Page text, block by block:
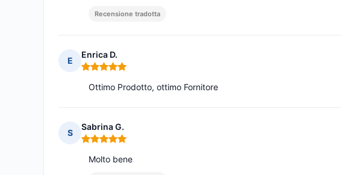
Recensione tradotta
E
Enrica D.
Nota: 5 su 5
Ottimo Prodotto, ottimo Fornitore
S
Sabrina G.
Nota: 5 su 5
Molto bene